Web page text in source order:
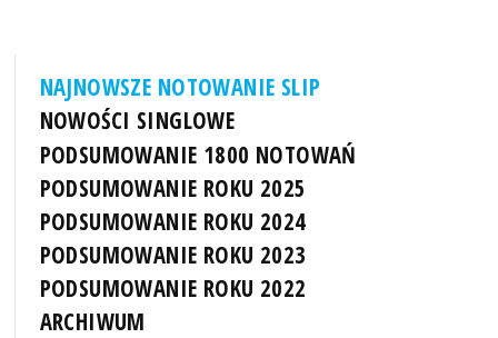
NAJNOWSZE NOTOWANIE SLIP
NOWOŚCI SINGLOWE
PODSUMOWANIE 1800 NOTOWAŃ
PODSUMOWANIE ROKU 2025
PODSUMOWANIE ROKU 2024
PODSUMOWANIE ROKU 2023
PODSUMOWANIE ROKU 2022
ARCHIWUM